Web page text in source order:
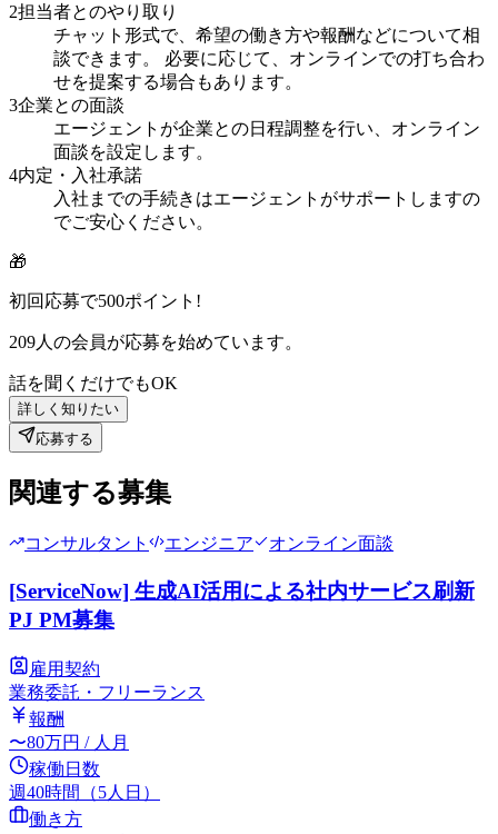
2担当者とのやり取り
チャット形式で、希望の働き方や報酬などについて相
談できます。 必要に応じて、オンラインでの打ち合わ
せを提案する場合もあります。
3企業との面談
エージェントが企業との日程調整を行い、オンライン
面談を設定します。
4内定・入社承諾
入社までの手続きはエージェントがサポートしますの
でご安心ください。
🎁
初回応募で500ポイント!
209人の会員が応募を始めています。
話を聞くだけでもOK
詳しく知りたい
応募する
関連する募集
コンサルタント エンジニア オンライン面談
[ServiceNow] 生成AI活用による社内サービス刷新
PJ PM募集
雇用契約
業務委託・フリーランス
報酬
〜80万円 / 人月
稼働日数
週40時間（5人日）
働き方